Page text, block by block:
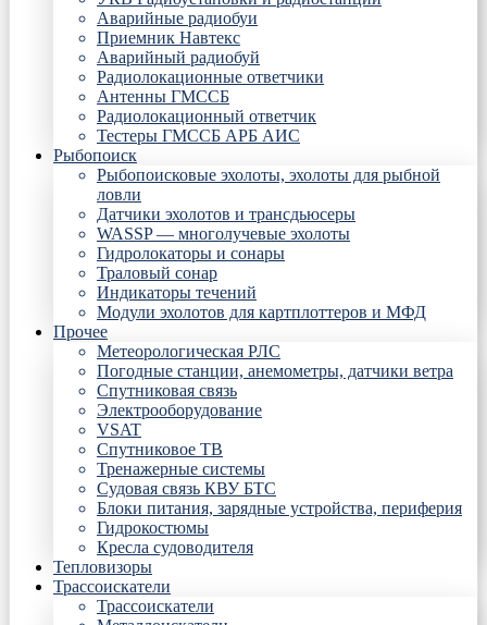
Аварийные радиобуи
Приемник Навтекс
Аварийный радиобуй
Радиолокационные ответчики
Антенны ГМССБ
Радиолокационный ответчик
Тестеры ГМССБ АРБ АИС
Рыбопоиск
Рыбопоисковые эхолоты, эхолоты для рыбной
ловли
Датчики эхолотов и трансдьюсеры
WASSP — многолучевые эхолоты
Гидролокаторы и сонары
Траловый сонар
Индикаторы течений
Модули эхолотов для картплоттеров и МФД
Прочее
Метеорологическая РЛС
Погодные станции, анемометры, датчики ветра
Спутниковая связь
Электрооборудование
VSAT
Спутниковое ТВ
Тренажерные системы
Судовая связь КВУ БТС
Блоки питания, зарядные устройства, периферия
Гидрокостюмы
Кресла судоводителя
Тепловизоры
Трассоискатели
Трассоискатели